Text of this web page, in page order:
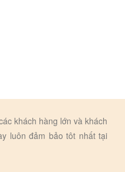
khách hàng lớn và khách
luôn đảm bảo tôt nhất tại